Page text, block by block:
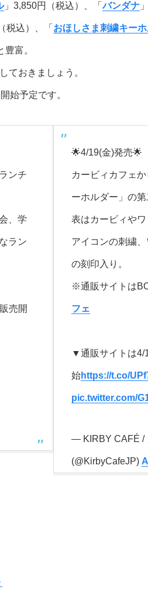
」3,850円（税込）、「バンダナ
税込）、「 おほしさま刺繍キー
富。
ておきましょう。
始予定です。
ンチ
、学
ラン
売開
🌟4/19(金)発売🌟
カービィカフェ
ーホルダー」の
表はカービィや
アイコンの刺繍
の刻印入り。
※通販サイトは
フェ
▼通販サイトは4/
始https://t.co/
pic.twitter.com/
— KIRBY CAFÉ /
(@KirbyCafeJP)